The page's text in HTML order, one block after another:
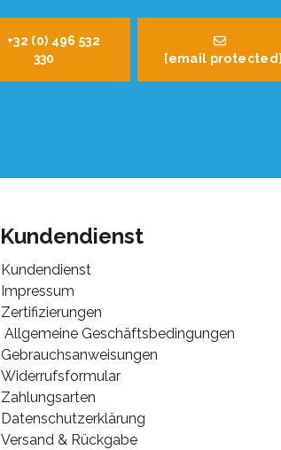
+32 (0) 496 532
330
[email protected]
Kundendienst
Kundendienst
Impressum
Zertifizierungen
Allgemeine Geschäftsbedingungen
Gebrauchsanweisungen
Widerrufsformular
Zahlungsarten
Datenschutzerklärung
Versand & Rückgabe